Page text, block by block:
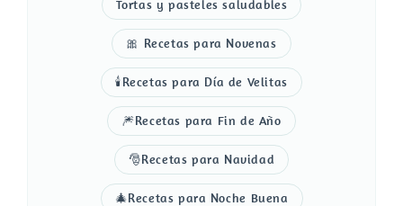
Tortas y pasteles saludables
🎀 Recetas para Novenas
🕯️Recetas para Día de Velitas
🎆Recetas para Fin de Año
🎅Recetas para Navidad
🎄Recetas para Noche Buena